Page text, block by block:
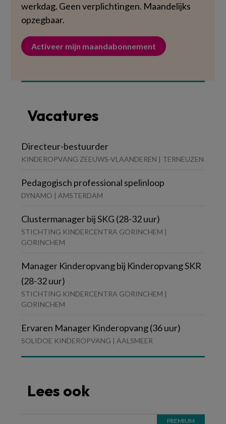
werkdag. Geen verplichtingen. Maandelijks
opzegbaar.
Activeer mijn maandabonnement
Vacatures
Directeur-bestuurder
KINDEROPVANG ZEEUWS-VLAANDEREN | TERNEUZEN
Pedagogisch professional spelinloop
DYNAMO | AMSTERDAM
Clustermanager bij SKG (28-32 uur)
STICHTING KINDERCENTRA GORINCHEM |
GORINCHEM
Manager Kinderopvang bij Kinderopvang SKR
(28-32 uur)
STICHTING KINDERCENTRA GORINCHEM |
GORINCHEM
Ervaren Manager Kinderopvang (36 uur)
SOLIDOE KINDEROPVANG | AALSMEER
Lees ook